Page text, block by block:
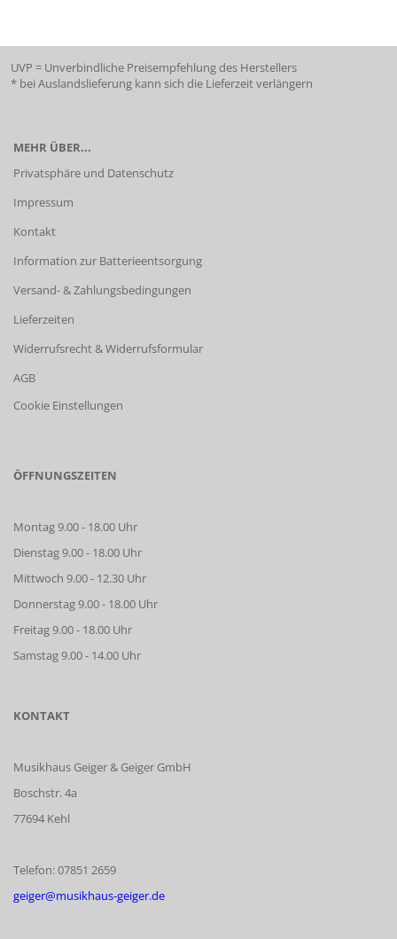
UVP = Unverbindliche Preisempfehlung des Herstellers
* bei Auslandslieferung kann sich die Lieferzeit verlängern
MEHR ÜBER...
Privatsphäre und Datenschutz
Impressum
Kontakt
Information zur Batterieentsorgung
Versand- & Zahlungsbedingungen
Lieferzeiten
Widerrufsrecht & Widerrufsformular
AGB
Cookie Einstellungen
ÖFFNUNGSZEITEN
Montag 9.00 - 18.00 Uhr
Dienstag 9.00 - 18.00 Uhr
Mittwoch 9.00 - 12.30 Uhr
Donnerstag 9.00 - 18.00 Uhr
Freitag 9.00 - 18.00 Uhr
Samstag 9.00 - 14.00 Uhr
KONTAKT
Musikhaus Geiger & Geiger GmbH
Boschstr. 4a
77694 Kehl
Telefon: 07851 2659
geiger@musikhaus-geiger.de